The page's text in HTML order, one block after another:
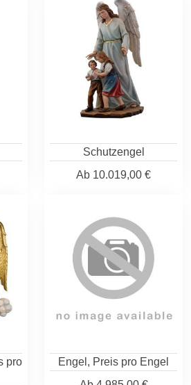
Schutzengel
Ab 10.019,00 €
pro
Engel, Preis pro Engel